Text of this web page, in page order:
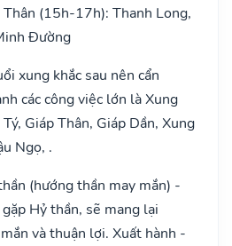
(15h-17h): Thanh Long,
Đường
xung khắc sau nên cẩn
các công việc lớn là Xung
Giáp Thân, Giáp Dần, Xung
Ngọ, .
(hướng thần may mắn) -
Hỷ thần, sẽ mang lại
và thuận lợi. Xuất hành -